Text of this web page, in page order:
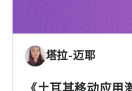
激
计
塔拉-迈耶